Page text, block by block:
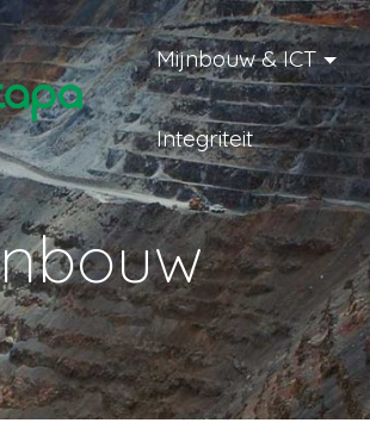
Mijnbouw & ICT
Integriteit